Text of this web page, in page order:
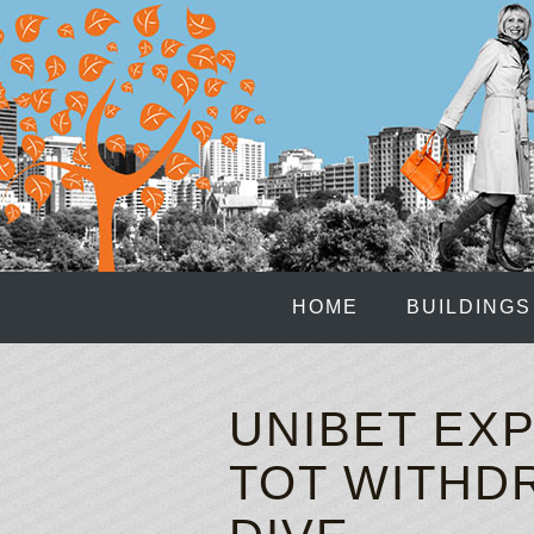
HOME BUILDINGS
UNIBET
TOT